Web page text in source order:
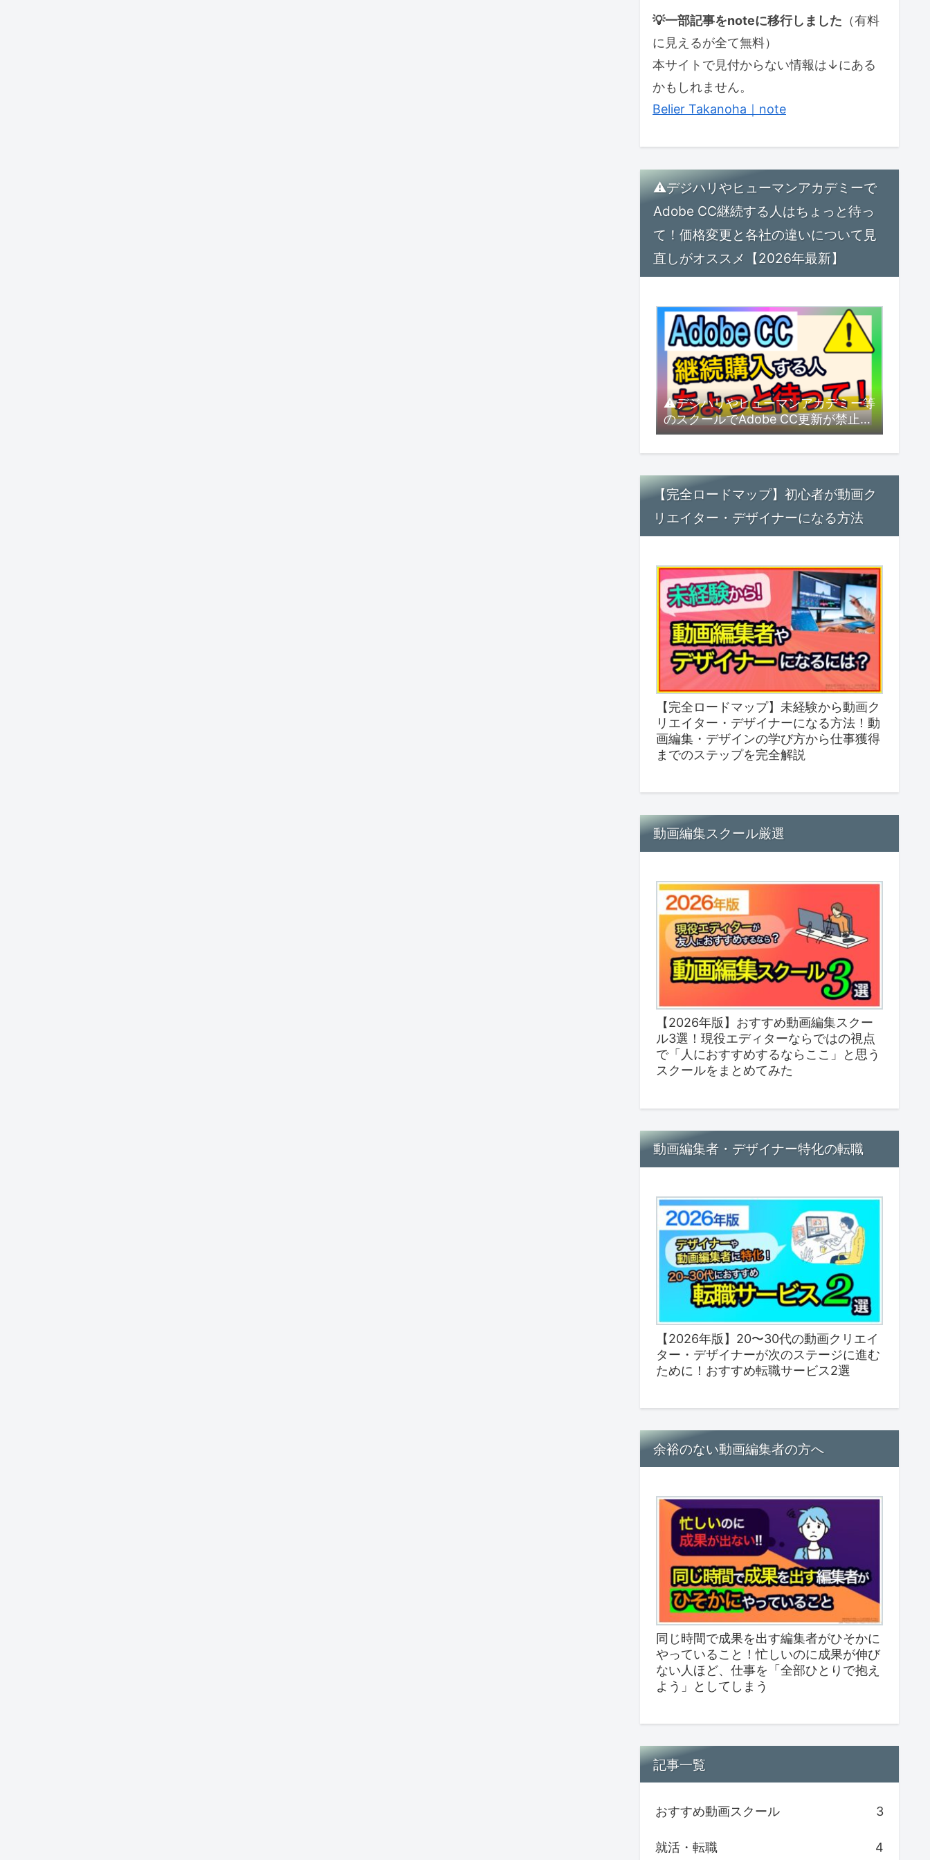
💡一部記事をnoteに移行しました （有料
に見えるが全て無料）
本サイトで見付からない情報は↓にある
かもしれません。
Belier Takanoha｜note
⚠デジハリやヒューマンアカデミーで
Adobe CC継続する人はちょっと待っ
て！価格変更と各社の違いについて見
直しがオススメ【2026年最新】
⚠デジハリやヒューマンアカデミー等
のスクールでAdobe CC更新が禁止
に！？できるだけ安く更新するにはど
うすればいい？【2026年8月最新】
【完全ロードマップ】初心者が動画ク
リエイター・デザイナーになる方法
【完全ロードマップ】未経験から動画ク
リエイター・デザイナーになる方法！動
画編集・デザインの学び方から仕事獲得
までのステップを完全解説
動画編集スクール厳選
【2026年版】おすすめ動画編集スクー
ル3選！現役エディターならではの視点
で「人におすすめするならここ」と思う
スクールをまとめてみた
動画編集者・デザイナー特化の転職
【2026年版】20〜30代の動画クリエイ
ター・デザイナーが次のステージに進む
ために！おすすめ転職サービス2選
余裕のない動画編集者の方へ
同じ時間で成果を出す編集者がひそかに
やっていること！忙しいのに成果が伸び
ない人ほど、仕事を「全部ひとりで抱え
よう」としてしまう
記事一覧
おすすめ動画スクール 3
就活・転職 4